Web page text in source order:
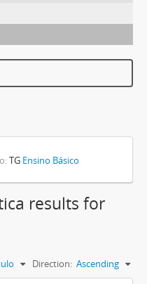
TG Ensino Básico
results for
Direction: Ascending